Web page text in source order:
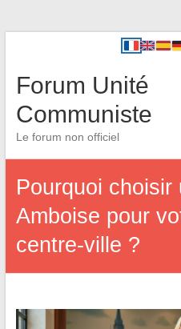
Forum Unité
Communiste
Le forum non officiel
Pourquoi
Amboise pour
centre-ville ?